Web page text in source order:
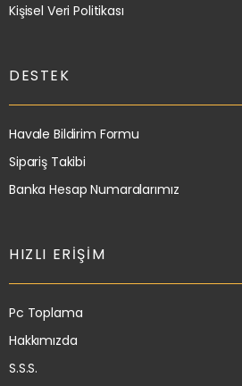
Kişisel Veri Politikası
DESTEK
Havale Bildirim Formu
Sipariş Takibi
Banka Hesap Numaralarımız
HIZLI ERIŞIM
Pc Toplama
Hakkımızda
S.S.S.